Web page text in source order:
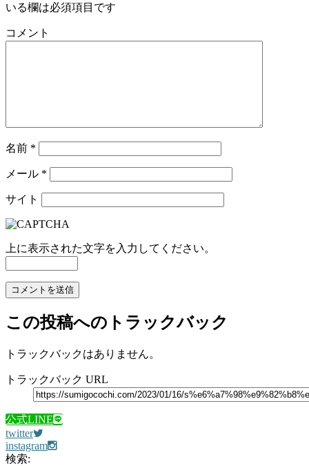
いる欄は必須項目です
コメント
名前 *
メール *
サイト
上に表示された文字を入力してください。
この投稿へのトラックバック
トラックバックはありません。
トラックバック URL
公式LINE
twitter
instagram
検索: